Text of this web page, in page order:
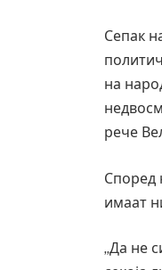
Сепак
на
рече
Според
имаат
„Да не